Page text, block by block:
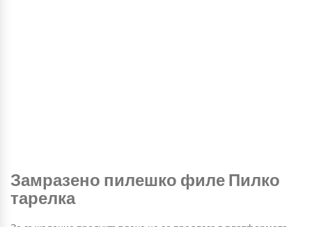
Замразено пилешко филе Пилко
тарелка